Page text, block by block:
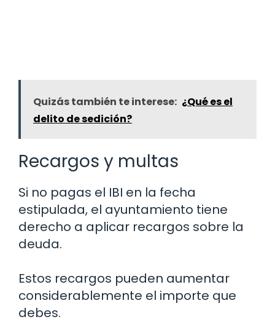
Quizás también te interese: ¿Qué es el
delito de sedición?
Recargos y multas
Si no pagas el IBI en la fecha
estipulada, el ayuntamiento tiene
derecho a aplicar recargos sobre la
deuda.
Estos recargos pueden aumentar
considerablemente el importe que
debes.